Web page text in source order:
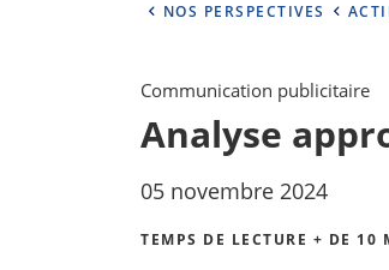
NOS PERSPECTIVES
Communication publicitaire
Analyse
05 novembre 2024
TEMPS DE LECTURE + DE 10